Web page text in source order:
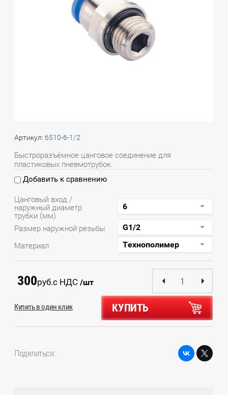
Артикул: 6510-6-1/2
Быстроразъёмное цанговое соединение для
пластиковых пневмотрубок.
Добавить к сравнению
Цанговый вход /
наружный диаметр
трубки (мм)
Размер наружной резьбы
Материал
300руб.с НДС /шт
КУПИТЬ
Купить в один клик
Поделиться: